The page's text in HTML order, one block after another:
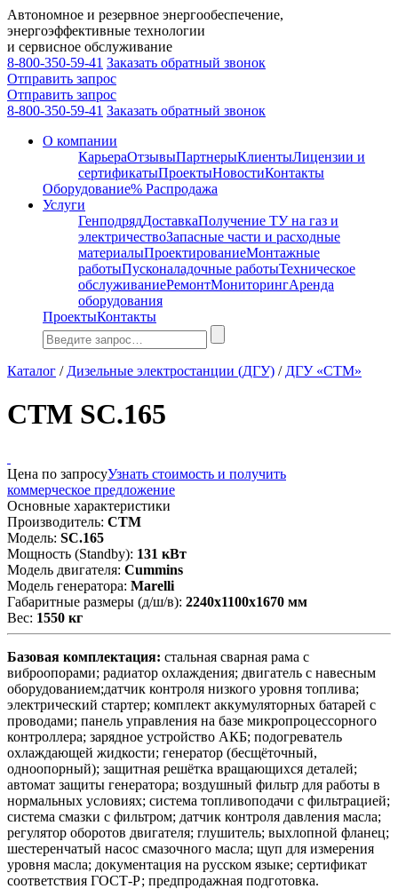
Автономное и резервное энергообеспечение,
энергоэффективные технологии
и сервисное обслуживание
8-800-350-59-41 Заказать обратный звонок
Отправить запрос
Отправить запрос
8-800-350-59-41 Заказать обратный звонок
О компании
КарьераОтзывыПартнерыКлиентыЛицензии и
сертификатыПроектыНовостиКонтакты
Оборудование% Распродажа
Услуги
ГенподрядДоставкаПолучение ТУ на газ и
электричествоЗапасные части и расходные
материалыПроектированиеМонтажные
работыПусконаладочные работыТехническое
обслуживаниеРемонтМониторингАренда
оборудования
ПроектыКонтакты
Каталог / Дизельные электростанции (ДГУ) / ДГУ «CTM»
CTM SC.165
Цена по запросуУзнать стоимость и получить
коммерческое предложение
Основные характеристики
Производитель: CTM
Модель: SC.165
Мощность (Standby): 131 кВт
Модель двигателя: Cummins
Модель генератора: Marelli
Габаритные размеры (д/ш/в): 2240x1100x1670 мм
Вес: 1550 кг
Базовая комплектация: стальная сварная рама с
виброопорами; радиатор охлаждения; двигатель с навесным
оборудованием;датчик контроля низкого уровня топлива;
электрический стартер; комплект аккумуляторных батарей с
проводами; панель управления на базе микропроцессорного
контроллера; зарядное устройство АКБ; подогреватель
охлаждающей жидкости; генератор (бесщёточный,
одноопорный); защитная решётка вращающихся деталей;
автомат защиты генератора; воздушный фильтр для работы в
нормальных условиях; система топливоподачи с фильтрацией;
система смазки с фильтром; датчик контроля давления масла;
регулятор оборотов двигателя; глушитель; выхлопной фланец;
шестеренчатый насос смазочного масла; щуп для измерения
уровня масла; документация на русском языке; сертификат
соответствия ГОСТ-Р; предпродажная подготовка.